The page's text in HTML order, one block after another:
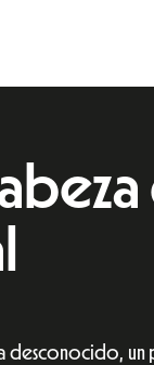
desconocido,